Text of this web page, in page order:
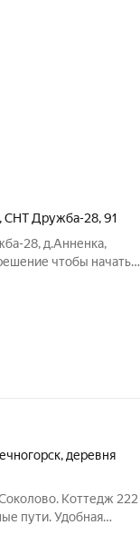
,СНТ Дружба-28,91
28, д.Анненка,
чтобы начать
Дом 53,6 кв.м
, деревня
Коттедж 222
пути. Удобная